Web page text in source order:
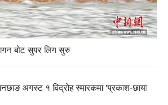
बोट सुपर लिग सुरु
अगस्ट १ विद्रोह स्मारकमा 'प्रकाश-छाया